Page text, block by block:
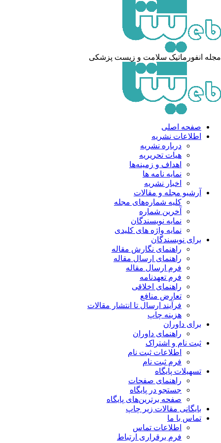
انفورماتیک سلامت و زیست پزشکی
صفحه اصلی
اطلاعات نشریه
درباره نشریه
هیات تحریریه
اهداف و زمینه‌ها
نمایه نامه ها
اخبار نشریه
آرشیو مجله و مقالات
کلیه شماره‌های مجله
آخرین شماره
نمایه نویسندگان
نمایه واژه های کلیدی
برای نویسندگان
راهنمای نگارش مقاله
راهنمای ارسال مقاله
فرم ارسال مقاله
فرم تعهدنامه
راهنمای اخلاقی
تعارض منافع
فرآیند ارسال تا انتشار مقالات
هزینه چاپ
برای داوران
راهنمای داوران
ثبت نام و اشتراک
اطلاعات ثبت نام
فرم ثبت نام
تسهیلات پایگاه
راهنمای صفحات
جستجو در پایگاه
صفحه برترین‌های پایگاه
بایگانی مقالات زیر چاپ
تماس با ما
اطلاعات تماس
فرم برقراری ارتباط